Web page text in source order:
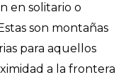
en solitario o
son montañas
para aquellos
a la frontera